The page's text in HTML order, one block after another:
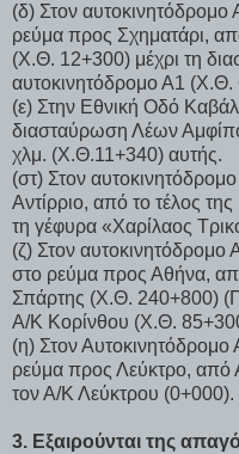
(δ) Στον
ρεύμα προς Σχηματάρι,
(Χ.Θ. 12+300) μέχρι τη
αυτοκινητόδρομο Α1 (Χ.Θ.
(ε) Στην Εθνική Οδό
διασταύρωση Λέων
χλμ. (Χ.Θ.11+340) αυτής.
(στ) Στον
Αντίρριο, από το τέλος
τη γέφυρα «Χαρίλαος
(ζ) Στον
στο ρεύμα προς Αθήνα,
Σπάρτης (Χ.Θ. 240+800)
Α/Κ Κορίνθου (Χ.Θ.
(η) Στον
ρεύμα προς Λεύκτρο,
τον Α/Κ Λεύκτρου (0+000).
3. Εξαιρούνται της